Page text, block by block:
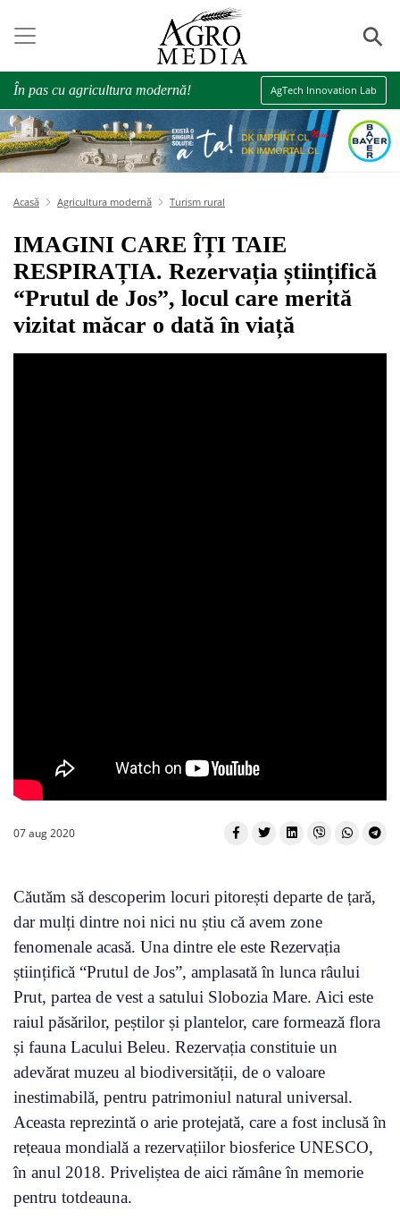
⚲
În pas cu agricultura modernă! AgTech Innovation Lab
Acasă Agricultura modernă Turism rural
IMAGINI CARE ÎȚI TAIE
RESPIRAȚIA. Rezervația științifică
“Prutul de Jos”, locul care merită
vizitat măcar o dată în viață
07 aug 2020
Căutăm să descoperim locuri pitorești departe de țară,
dar mulți dintre noi nici nu știu că avem zone
fenomenale acasă. Una dintre ele este Rezervația
științifică “Prutul de Jos”, amplasată în lunca râului
Prut, partea de vest a satului Slobozia Mare. Aici este
raiul păsărilor, peștilor și plantelor, care formează flora
și fauna Lacului Beleu. Rezervația constituie un
adevărat muzeu al biodiversității, de o valoare
inestimabilă, pentru patrimoniul natural universal.
Aceasta reprezintă o arie protejată, care a fost inclusă în
rețeaua mondială a rezervațiilor biosferice UNESCO,
în anul 2018. Priveliștea de aici rămâne în memorie
pentru totdeauna.